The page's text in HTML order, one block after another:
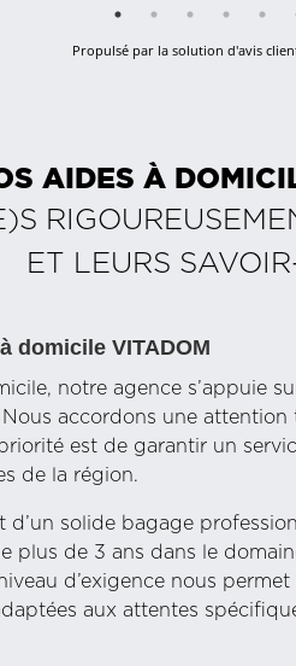
Propulsé par la solution d'avis
AIDES À
ET LEURS
domicile VITADOM
notre agence s’appuie
accordons une
est de garantir un
de la région.
d’un solide bagage
plus de 3 ans dans le
d’exigence nous
aux attentes